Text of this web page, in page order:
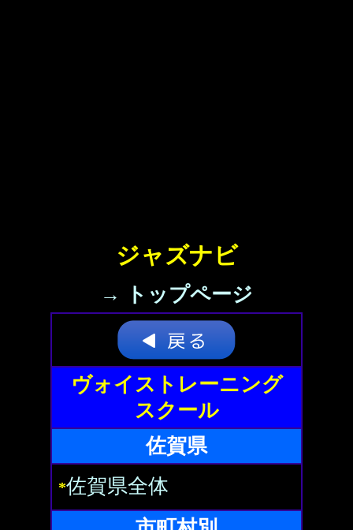
ジャズナビ
→ トップページ
ヴォイストレーニング
スクール
佐賀県
*佐賀県全体